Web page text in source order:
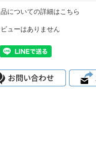
についての詳細はこちら
ビューはありません